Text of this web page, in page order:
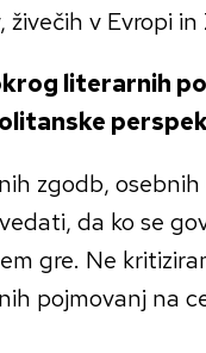
v Evropi in
literarnih
zgodb, osebnih
da ko se
gre. Ne
pojmovanj na